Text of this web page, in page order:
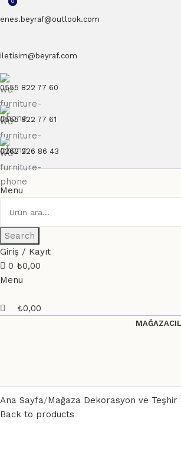
enes.beyraf@outlook.com
iletisim@beyraf.com
0555 822 77 60
0555 822 77 61
0262 226 86 43
Menu
Search
Giriş / Kayıt
0 ₺0,00
Menu
0
₺0,00
Ana Sayfa Mağaza Dekorasyon ve Teşhir
Back to products
0